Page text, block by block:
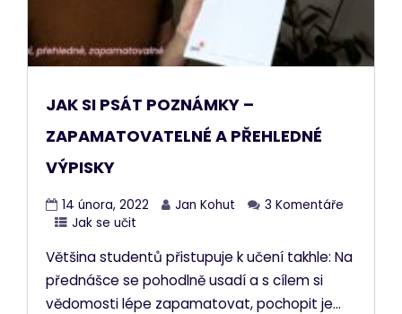
JAK SI PSÁT POZNÁMKY –
ZAPAMATOVATELNÉ A PŘEHLEDNÉ
VÝPISKY
14 února, 2022 Jan Kohut
3 Komentáře
Jak se učit
Většina studentů přistupuje k učení takhle: Na
přednášce se pohodlně usadí a s cílem si
vědomosti lépe zapamatovat, pochopit je...